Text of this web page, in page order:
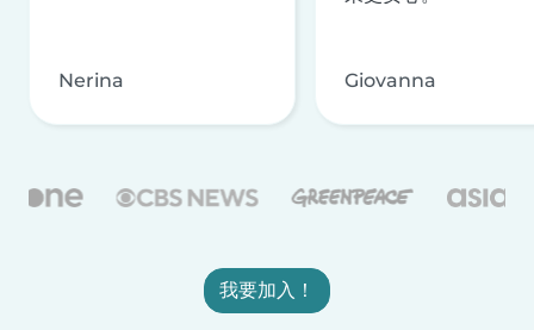
Nerina Giovanna
我要加入！